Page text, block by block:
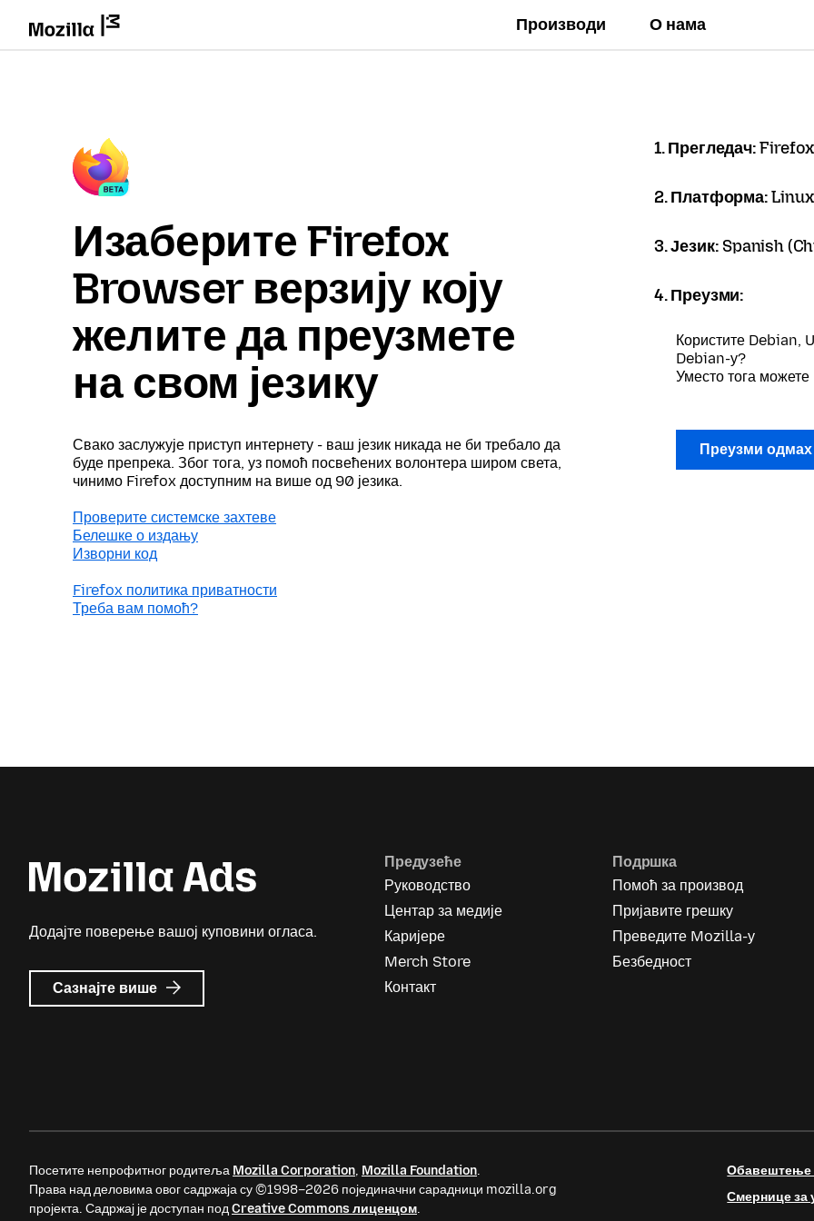
Производи О нама
Изаберите Firefox
Browser верзију коју
желите да преузмете
на свом језику
Свако заслужује приступ интернету - ваш језик никада не би требало да
буде препрека. Због тога, уз помоћ посвећених волонтера широм света,
чинимо Firefox доступним на више од 90 језика.
Проверите системске захтеве
Белешке о издању
Изворни код
Firefox политика приватности
Треба вам помоћ?
1. Прегледач:
2. Платформа:
3. Језик: Spanish
4. Преузми:
Користите Debian,
Debian-у?
Уместо тога
Преузми
Додајте поверење вашој куповини огласа.
Сазнајте више о
Mozilla
Предузеће
Руководство
Центар за медије
Каријере
Merch Store
Контакт
Подршка
Помоћ за производ
Пријавите грешку
Преведите Mozilla-у
Безбедност
Посетите непрофитног родитеља Mozilla Corporation, Mozilla Foundation.
Права над деловима овог садржаја су ©1998–2026 појединачни сарадници mozilla.org
пројекта. Садржај је доступан подCreative Commons лиценцом.
Обавештење
Смернице за